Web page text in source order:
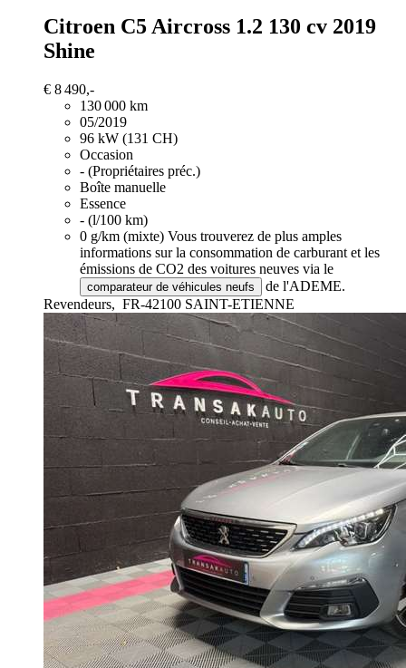
Citroen C5 Aircross 1.2 130 cv 2019
Shine
€ 8 490,-
130 000 km
05/2019
96 kW (131 CH)
Occasion
- (Propriétaires préc.)
Boîte manuelle
Essence
- (l/100 km)
0 g/km (mixte) Vous trouverez de plus amples
informations sur la consommation de carburant et les
émissions de CO2 des voitures neuves via le
comparateur de véhicules neufs
de l'ADEME.
Revendeurs, FR-42100 SAINT-ETIENNE